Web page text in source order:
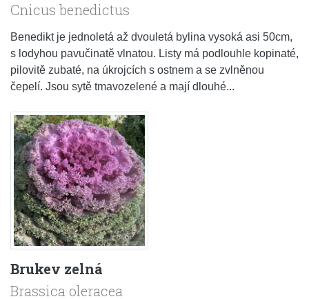
Cnicus benedictus
Benedikt je jednoletá až dvouletá bylina vysoká asi 50cm,
s lodyhou pavučinatě vlnatou. Listy má podlouhle kopinaté,
pilovitě zubaté, na úkrojcích s ostnem a se zvlněnou
čepelí. Jsou sytě tmavozelené a mají dlouhé...
Brukev zelná
Brassica oleracea